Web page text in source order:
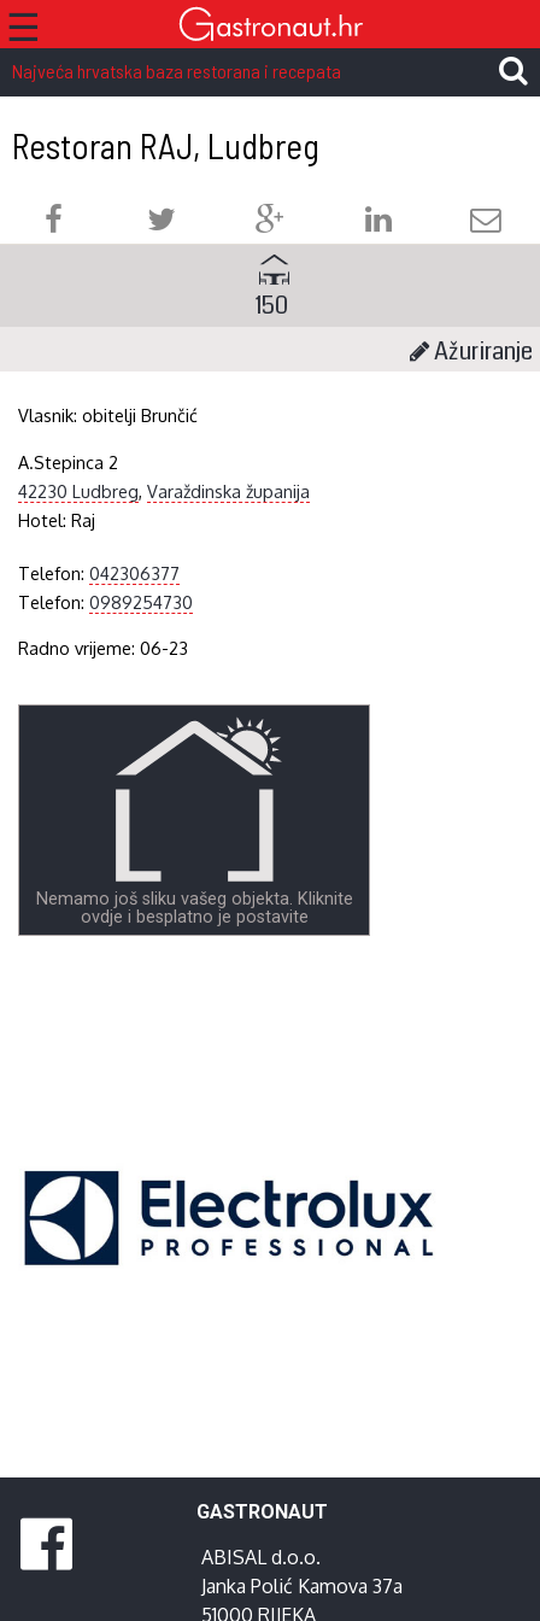
☰
Najveća hrvatska baza restorana i recepata
Restoran RAJ, Ludbreg
150
Ažuriranje
Vlasnik:obitelji Brunčić
A.Stepinca 2
42230 Ludbreg,Varaždinska županija
Hotel:Raj
Telefon:042306377
Telefon:0989254730
Radno vrijeme: 06-23
Nemamo još sliku vašeg objekta. Kliknite
ovdje i besplatno je postavite
GASTRONAUT
ABISAL d.o.o.
Janka Polić Kamova 37a
51000 RIJEKA